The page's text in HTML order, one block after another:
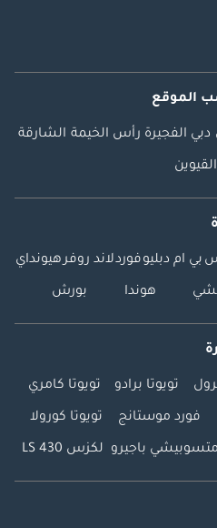
الموقع
دبي الفجيرة رأس الخيمة الشارقة
بي ام دبليوفوردلاند روفرهيونداي
هوندا بورش
تويوتا برادو تويوتا كامري
فورد موستانج تويوتا كورولا
متسوبيشي باجيرو لكزس LS 430